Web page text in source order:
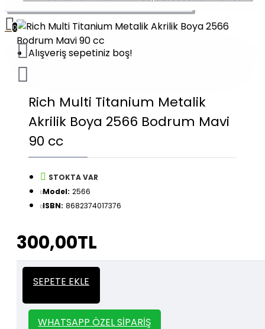
0
Alışveriş sepetiniz boş!
Rich Multi Titanium Metalik
Akrilik Boya 2566 Bodrum Mavi
90 cc
STOKTA VAR
Model: 2566
ISBN: 8682374017376
300,00TL
SEPETE EKLE
WHATSAPP ÖZEL SIPARIŞ
Kalın
İtalyan Sıva ve Dekorasyon amaçlı
kullanılan kalın stencil siparişleriniz için
geçebilirsiniz.